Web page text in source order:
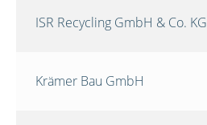
ISR Recycling GmbH & Co. KG
Krämer Bau GmbH